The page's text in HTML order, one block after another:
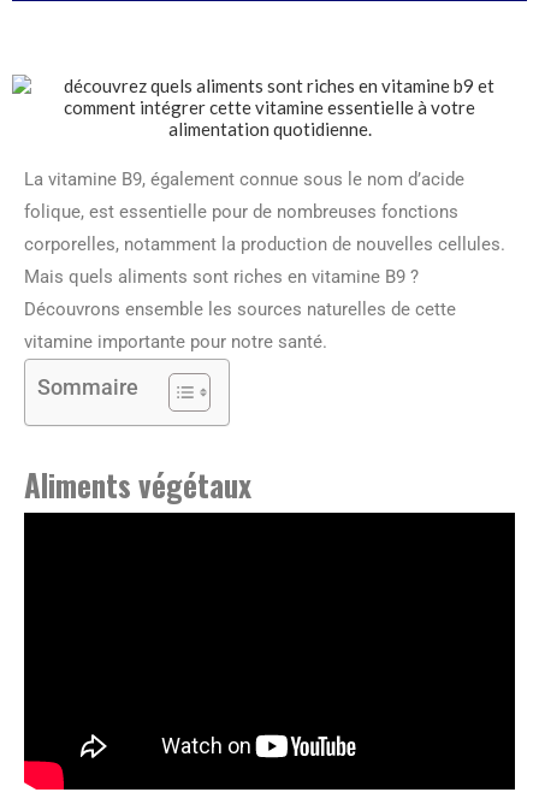
La vitamine B9, également connue sous le nom d’acide
folique, est essentielle pour de nombreuses fonctions
corporelles, notamment la production de nouvelles cellules.
Mais quels aliments sont riches en vitamine B9 ?
Découvrons ensemble les sources naturelles de cette
vitamine importante pour notre santé.
Sommaire
Aliments végétaux